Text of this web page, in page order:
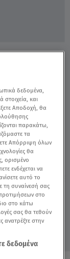
δεδομένα,
και
Αποδοχή, θα
παρακάτω,
τα
Απόρριψη όλων
θα
ορισμένο
ενδέχεται να
αυτό το
τη συναίνεσή σας
στο
στο κάτω
σας θα τεθούν
ανατρέξτε στην
δεδομένα